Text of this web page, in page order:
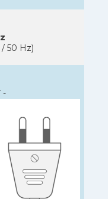
50 Hz)
-